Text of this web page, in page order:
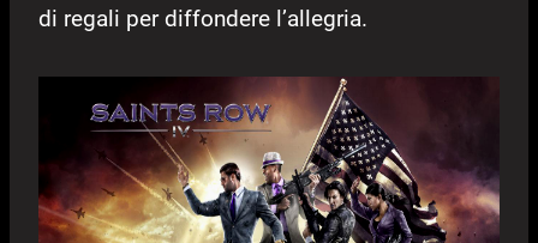
di regali per diffondere l’allegria.